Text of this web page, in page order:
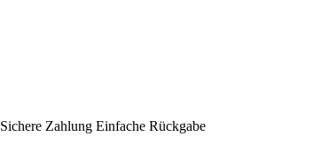
Sichere Zahlung Einfache Rückgabe